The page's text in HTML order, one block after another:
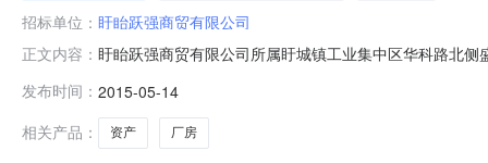
招标单位： 盱眙跃强商贸有限公司
正文内容： 盱眙跃强商贸有限公司所属盱城镇工业集中区华科路北
日上午组织了竞标，现将结果公布如下：A包中标候选人
竞标联系事项：单位
发布时间： 2015-05-14
相关产品：
资产 厂房